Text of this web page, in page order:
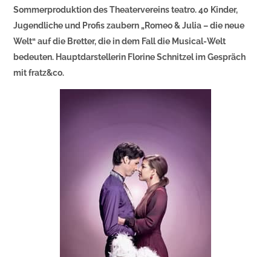
Sommerproduktion des Theatervereins teatro. 40 Kinder,
Jugendliche und Profis zaubern „Romeo & Julia – die neue
Welt“ auf die Bretter, die in dem Fall die Musical-Welt
bedeuten. Hauptdarstellerin Florine Schnitzel im Gespräch
mit fratz&co.